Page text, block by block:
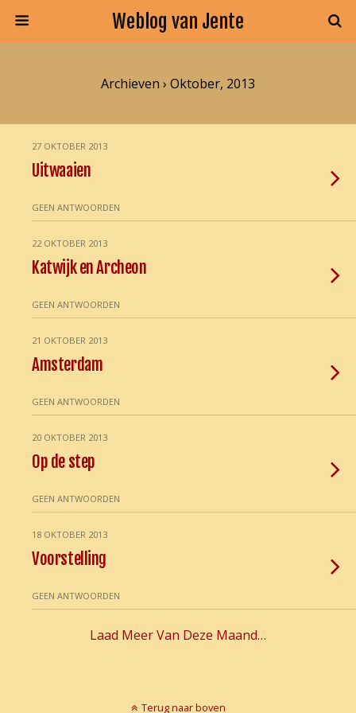
Weblog van Jente
Archieven › Oktober, 2013
27 OKTOBER 2013
Uitwaaien
GEEN ANTWOORDEN
22 OKTOBER 2013
Katwijk en Archeon
GEEN ANTWOORDEN
21 OKTOBER 2013
Amsterdam
GEEN ANTWOORDEN
20 OKTOBER 2013
Op de step
GEEN ANTWOORDEN
18 OKTOBER 2013
Voorstelling
GEEN ANTWOORDEN
Laad Meer Van Deze Maand…
Terug naar boven